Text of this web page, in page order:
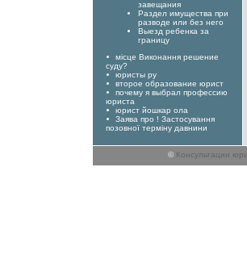
завещания
Раздел имущества при
разводе или без него
Выезд ребенка за
границу
місце Виконання решение
суду?
юристы ру
второе образование юрист
почему я выбрал профессию
юриста
юрист йошкар ола
Заява про ! Застосування
позовної терміну давнини
© Консультации